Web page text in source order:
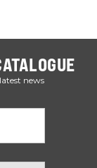
news